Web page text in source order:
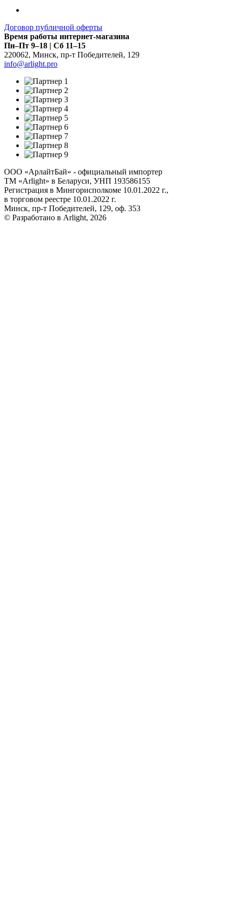
Договор публичной оферты
Время работы интернет-магазина
Пн–Пт 9–18 | Сб 11–15
220062, Минск, пр-т Победителей, 129
info@arlight.pro
ООО «АрлайтБай» - официальный импортер
ТМ «Arlight» в Беларуси, УНП 193586155
Регистрация в Мингорисполкоме 10.01.2022 г.,
в торговом реестре 10.01.2022 г.
Минск, пр-т Победителей, 129, оф. 353
© Разработано в Arlight, 2026